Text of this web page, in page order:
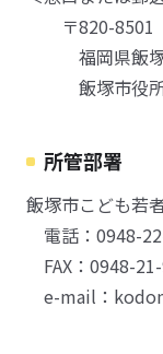
〒820-8501
福岡県飯塚
飯塚市役所
所管部署
飯塚市こども若
電話：0948-
FAX：0948-
e-mail：